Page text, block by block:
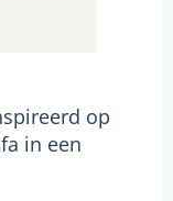
op
in een